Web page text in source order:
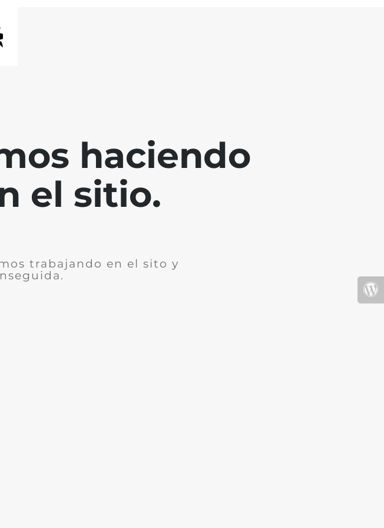
haciendo
el sitio.
trabajando en el sito y